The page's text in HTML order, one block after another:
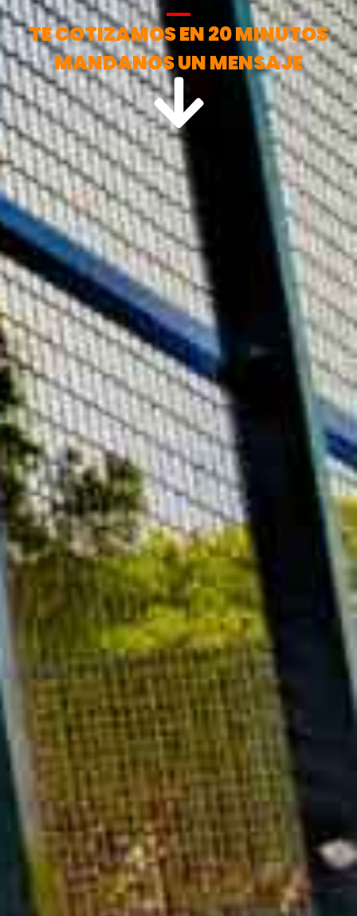
TE COTIZAMOS EN 20 MINUTOS
MANDANOS UN MENSAJE